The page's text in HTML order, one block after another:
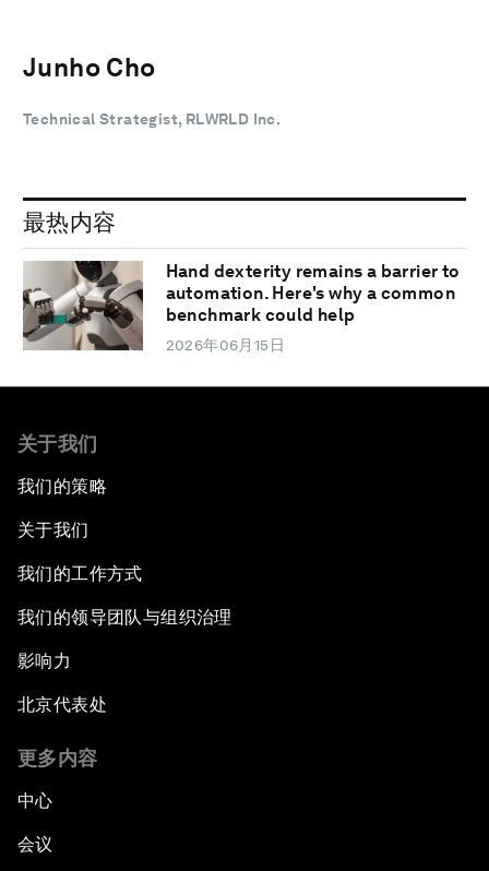
Junho Cho
Technical Strategist, RLWRLD Inc.
最热内容
Hand dexterity remains a barrier to
automation. Here's why a common
benchmark could help
2026年06月15日
关于我们
我们的策略
关于我们
我们的工作方式
我们的领导团队与组织治理
影响力
北京代表处
更多内容
中心
会议